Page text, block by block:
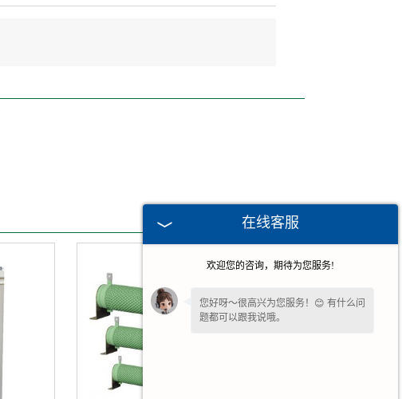
在线客服
欢迎您的咨询，期待为您服务!
您好呀～很高兴为您服务！😊 有什么问
题都可以跟我说哦。